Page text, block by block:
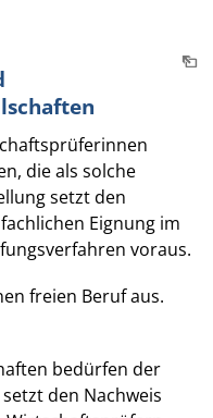
die als solche
setzt den
Eignung im
voraus.
freien Beruf aus.
bedürfen der
den Nachweis